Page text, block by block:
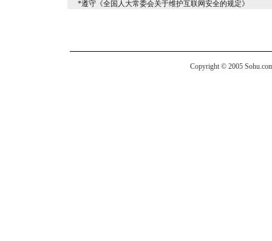
*遵守《全国人大常委会关于维护互联网安全的规定》
Copyright © 2005